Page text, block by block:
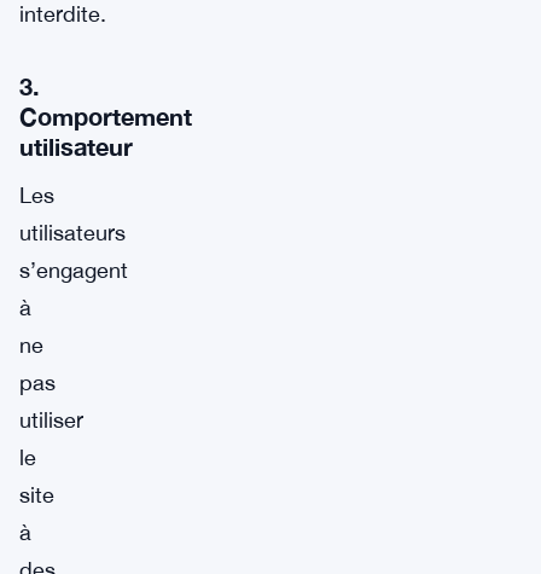
interdite.
3.
Comportement
utilisateur
Les
utilisateurs
s’engagent
à
ne
pas
utiliser
le
site
à